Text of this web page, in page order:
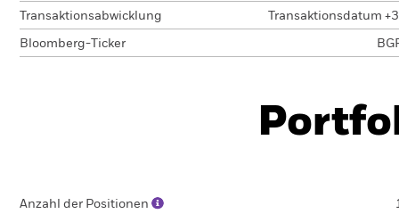
Transaktionsabwicklung Transaktionsdatum
Bloomberg-Ticker
Anzahl der Positionen